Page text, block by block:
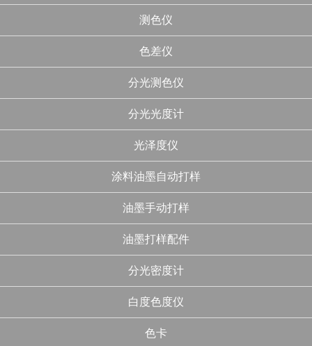
测色仪
色差仪
分光测色仪
分光光度计
光泽度仪
涂料油墨自动打样
油墨手动打样
油墨打样配件
分光密度计
白度色度仪
色卡